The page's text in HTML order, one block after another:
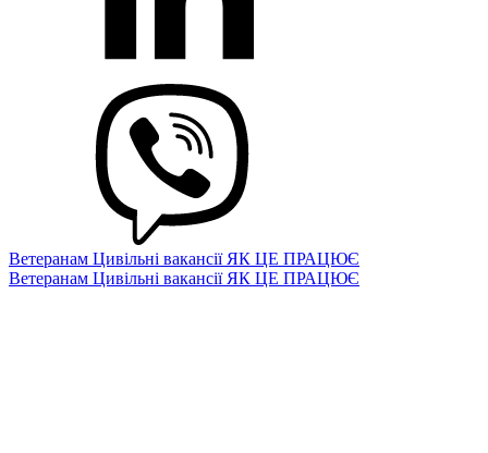
Ветеранам Цивільні вакансії ЯК ЦЕ ПРАЦЮЄ
Ветеранам Цивільні вакансії ЯК ЦЕ ПРАЦЮЄ